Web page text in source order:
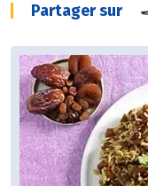
Partager sur